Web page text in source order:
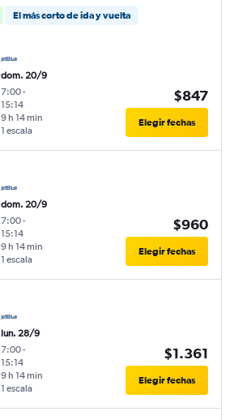
El más corto de ida y vuelta
dom. 20/9
7:00-
15:14
1 escala
9 h 14 min
$847
Elegir fechas
dom. 20/9
7:00-
15:14
1 escala
9 h 14 min
$960
Elegir fechas
lun. 28/9
7:00-
15:14
1 escala
9 h 14 min
$1.361
Elegir fechas